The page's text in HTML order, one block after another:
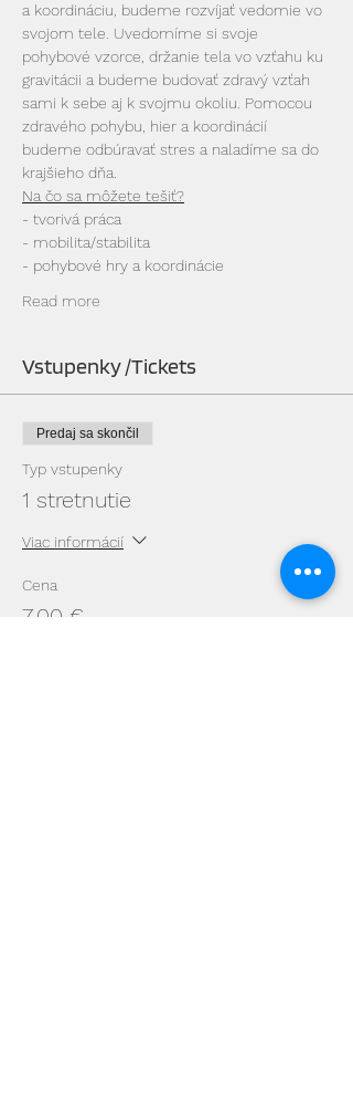
a koordináciu, budeme rozvíjať vedomie vo
svojom tele. Uvedomíme si svoje
pohybové vzorce, držanie tela vo vzťahu ku
gravitácii a budeme budovať zdravý vzťah
sami k sebe aj k svojmu okoliu. Pomocou
zdravého pohybu, hier a koordinácií
budeme odbúravať stres a naladíme sa do
krajšieho dňa.
Na čo sa môžete tešiť?
- tvorivá práca
- mobilita/stabilita
- pohybové hry a koordinácie
Read more
Vstupenky /Tickets
Predaj sa skončil
Typ vstupenky
1 stretnutie
Viac informácií
Cena
7,00 €